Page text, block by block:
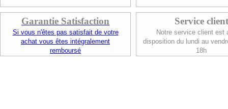
Garantie Satisfaction
Si vous n'êtes pas satisfait de votre
achat vous êtes intégralement
remboursé
Service client
Notre service client est
disposition du lundi au
18h